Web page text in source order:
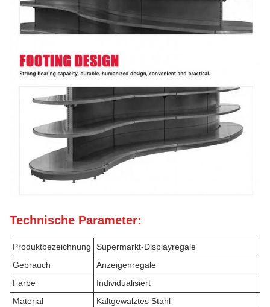
Technische Parameter:
Produktbezeichnung
Supermarkt-Displayregale
Gebrauch
Anzeigenregale
Farbe
Individualisiert
Material
Kaltgewalztes Stahl